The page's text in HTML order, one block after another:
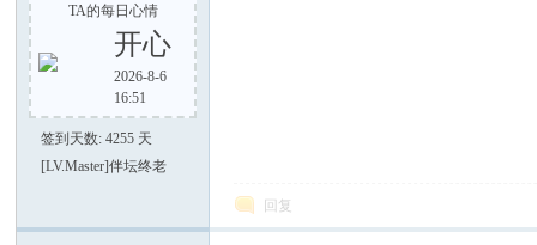
筒 TA的每日心情
开心
2026-8-6
16:51
签到天数: 4255 天
[LV.Master]伴坛终老
回复